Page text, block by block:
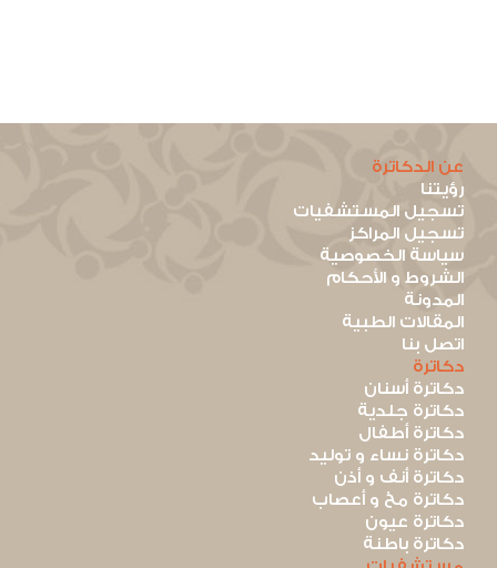
عن الدكاترة
رؤيتنا
تسجيل المستشفيات
تسجيل المراكز
سياسة الخصوصية
الشروط و الأحكام
المدونة
المقالات الطبية
اتصل بنا
دكاترة
دكاترة أسنان
دكاترة جلدية
دكاترة أطفال
دكاترة نساء و توليد
دكاترة أنف و أذن
دكاترة مخ و أعصاب
دكاترة عيون
دكاترة باطنة